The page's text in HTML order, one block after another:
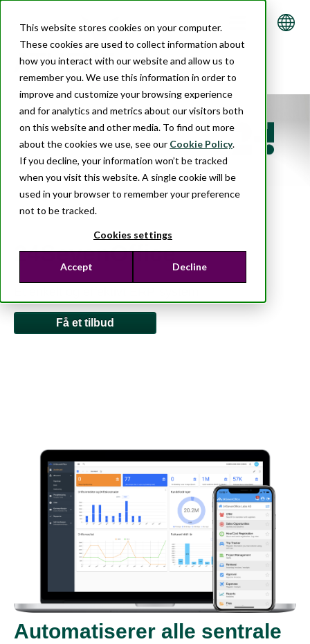
This website stores cookies on your computer.
These cookies are used to collect information about
how you interact with our website and allow us to
remember you. We use this information in order to
improve and customize your browsing experience
and for analytics and metrics about our visitors both
on this website and other media. To find out more
about the cookies we use, see our Cookie Policy.
If you decline, your information won’t be tracked
when you visit this website. A single cookie will be
used in your browser to remember your preference
not to be tracked.
Cookies settings
Accept Decline
24SevenOffice
Få et tilbud
Automatiserer alle sentrale